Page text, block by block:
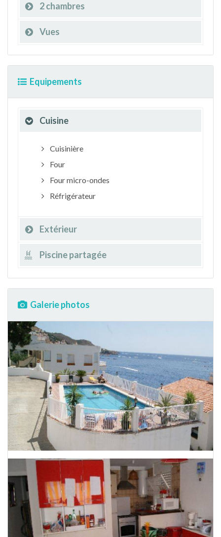
2 chambres
Vues
Equipements
Cuisine
Cuisinière
Four
Four micro-ondes
Réfrigérateur
Extérieur
Piscine partagée
Galerie photos